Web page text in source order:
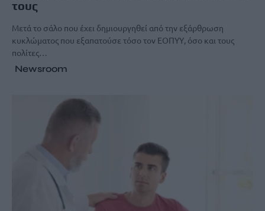
τους
Μετά το σάλο που έχει δημιουργηθεί από την εξάρθρωση
κυκλώματος που εξαπατούσε τόσο τον ΕΟΠΥΥ, όσο και τους
πολίτες…
Newsroom